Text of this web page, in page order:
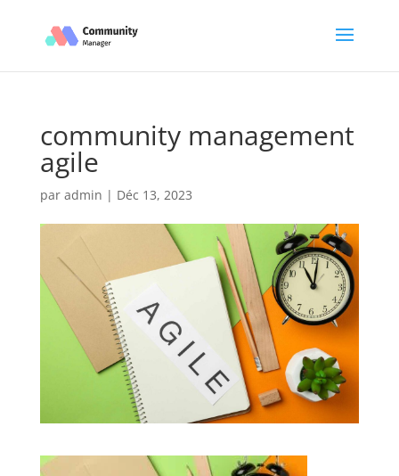
community management
agile
par admin | Déc 13, 2023